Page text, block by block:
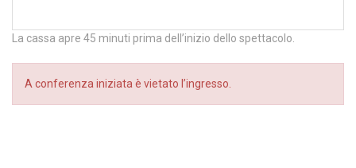
La cassa apre 45 minuti prima dell’inizio dello spettacolo.
A conferenza iniziata è vietato l’ingresso.